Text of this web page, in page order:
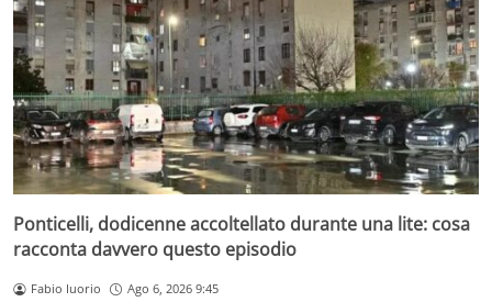
Ponticelli, dodicenne accoltellato durante una lite: cosa
racconta davvero questo episodio
Fabio Iuorio Ago 6, 2026 9:45